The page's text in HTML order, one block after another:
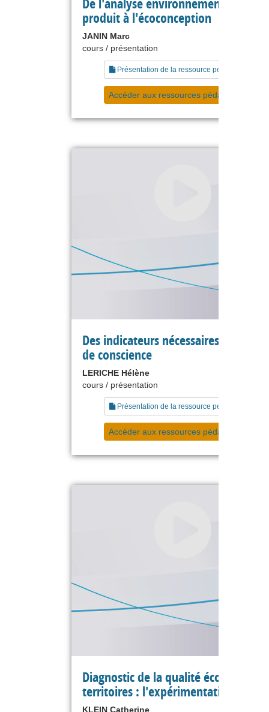
produit à l'écoconception
JANIN Marc
cours / présentation
Présentation de la ressource pédagogique
Accéder aux ressources pédagogiques
Des indicateurs nécessaires à la prise
de conscience
LERICHE Hélène
cours / présentation
Présentation de la ressource pédagogique
Accéder aux ressources pédagogiques
Diagnostic de la qualité écologique
territoires : l'expérimentation
KLEIN Catherine